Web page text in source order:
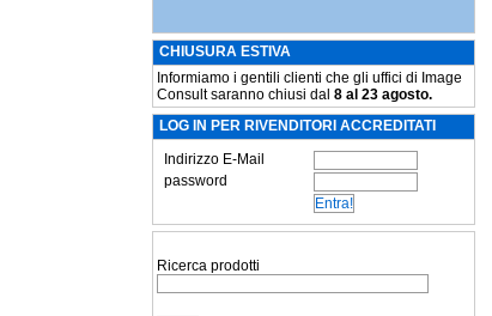
CHIUSURA ESTIVA
Informiamo i gentili clienti che gli uffici di Image
Consult saranno chiusi dal 8 al 23 agosto.
LOG IN PER RIVENDITORI ACCREDITATI
Indirizzo E-Mail
password
Ricerca prodotti